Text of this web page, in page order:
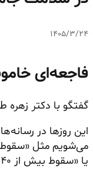
۱۴۰۵/۳/۲۴
فاجعه‌ای
گفتگو با دکتر زهره
این روزها در
می‌شویم مثل «سقوط
یا «سقوط بیش از ۴۰درصد جمعیت به زیر